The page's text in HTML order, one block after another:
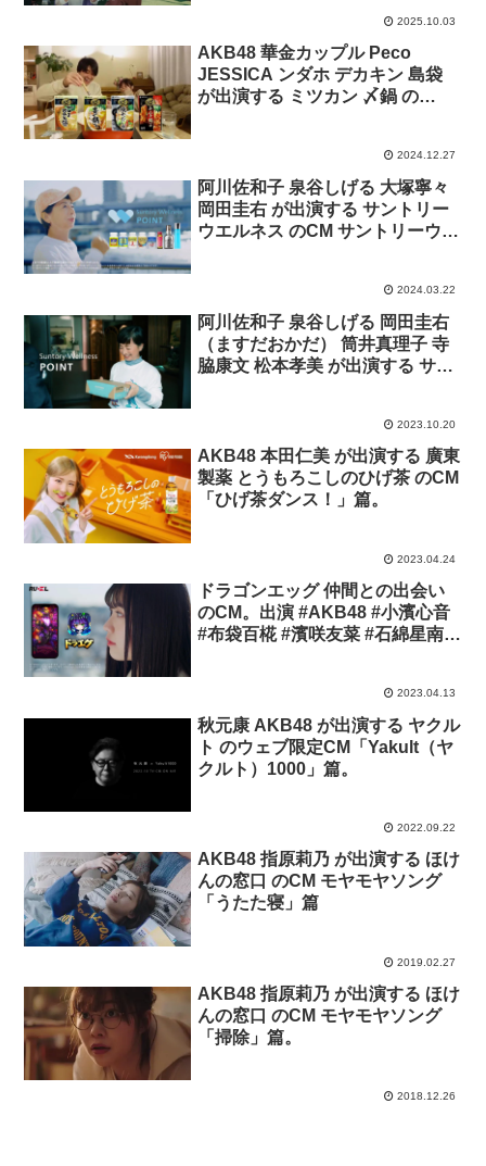
2025.10.03
AKB48 華金カップル Peco
JESSICA ンダホ デカキン 島袋
が出演する ミツカン 〆鍋 の
2024.12.27
阿川佐和子 泉谷しげる 大塚寧々
岡田圭右 が出演する サントリー
ウエルネス のCM サントリーウエ
2024.03.22
阿川佐和子 泉谷しげる 岡田圭右
（ますだおかだ） 筒井真理子 寺
脇康文 松本孝美 が出演する サン
ーの声」篇。ナレーション 宮沢
りえ。
2023.10.20
AKB48 本田仁美 が出演する 廣東
製薬 とうもろこしのひげ茶 のCM
「ひげ茶ダンス！」篇。
2023.04.24
ドラゴンエッグ 仲間との出会い
のCM。出演 #AKB48 #小濱心音
#布袋百椛 #濱咲友菜 #石綿星南 #
2023.04.13
秋元康 AKB48 が出演する ヤクル
ト のウェブ限定CM「Yakult（ヤ
クルト）1000」篇。
2022.09.22
AKB48 指原莉乃 が出演する ほけ
んの窓口 のCM モヤモヤソング
「うたた寝」篇
2019.02.27
AKB48 指原莉乃 が出演する ほけ
んの窓口 のCM モヤモヤソング
「掃除」篇。
2018.12.26